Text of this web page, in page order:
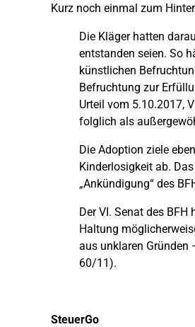
Kurz noch einmal zum
Die Kläger hatten
entstanden seien. So
künstlichen
Befruchtung zur
Urteil vom 5.10.2017,
folglich als
Die Adoption ziele
Kinderlosigkeit ab.
„Ankündigung“ des
Der VI. Senat des
Haltung
aus unklaren Gründen
60/11).
SteuerGo